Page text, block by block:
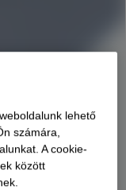
lehető
számára,
A cookie-
között